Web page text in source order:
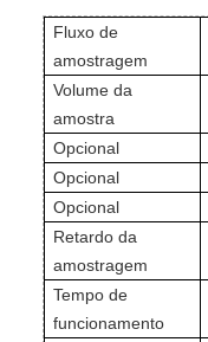
Fluxo de
amostragem
Volume da
amostra
Opcional
Opcional
Opcional
Retardo da
amostragem
Tempo de
funcionamento